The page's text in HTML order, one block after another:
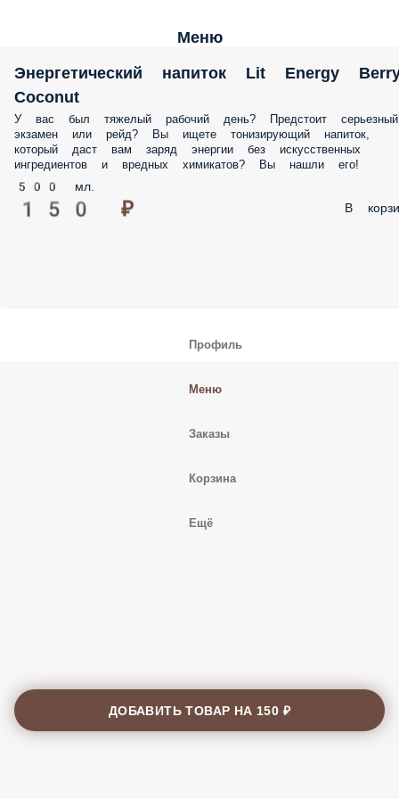
Меню
Энергетический напиток Lit Energy
Coconut
У вас был тяжелый рабочий день? Предстоит серьезный
экзамен или рейд? Вы ищете тонизирующий напиток,
который даст вам заряд энергии без искусственных
ингредиентов и вредных химикатов? Вы нашли его!
500 мл.
150 ₽ В
ДОБАВИТЬ ТОВАР НА 150 ₽
Профиль
Меню
Заказы
Корзина
Ещё